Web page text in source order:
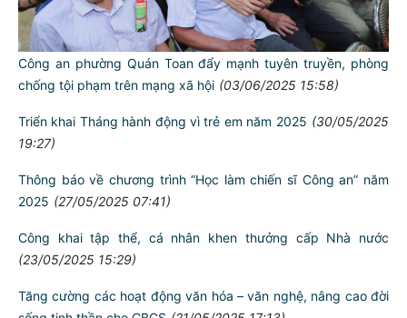
Công an phường Quán Toan đẩy mạnh tuyên truyền, phòng
chống tội phạm trên mạng xã hội (03/06/2025 15:58)